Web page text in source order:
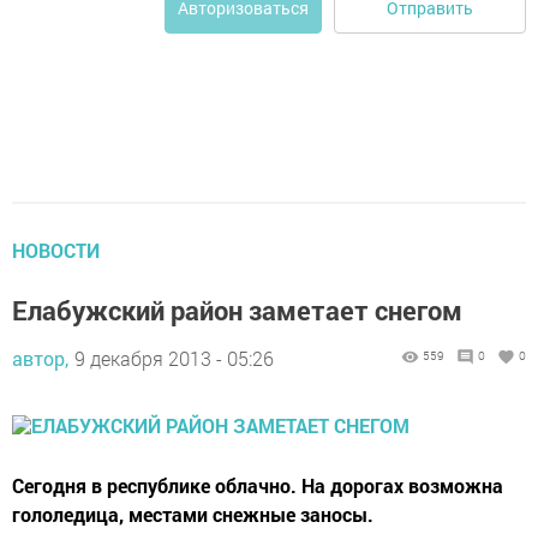
Авторизоваться Отправить
НОВОСТИ
Елабужский район заметает снегом
автор, 9 декабря 2013 - 05:26 559 0 0
Сегодня в республике облачно. На дорогах возможна
гололедица, местами снежные заносы.